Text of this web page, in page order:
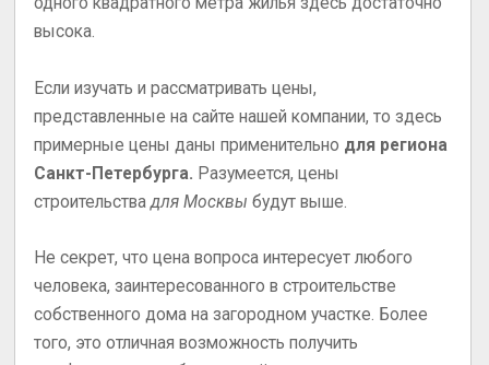
высока.
Если изучать и рассматривать цены,
представленные на сайте нашей компании, то здесь
примерные цены даны применительно для региона
Санкт-Петербурга. Разумеется, цены
строительствадля Москвы будут выше.
Не секрет, что цена вопроса интересует любого
человека, заинтересованного в строительстве
собственного дома на загородном участке. Более
того, это отличная возможность получить